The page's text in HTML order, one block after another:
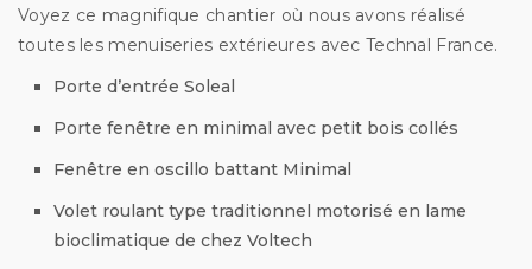
Voyez ce magnifique chantier où nous avons réalisé
toutes les menuiseries extérieures avec Technal France.
Porte d’entrée Soleal
Porte fenêtre en minimal avec petit bois collés
Fenêtre en oscillo battant Minimal
Volet roulant type traditionnel motorisé en lame
bioclimatique de chez Voltech